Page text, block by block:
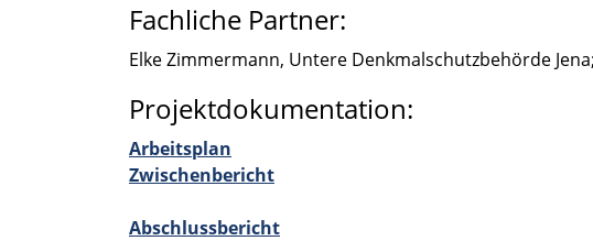
Fachliche Partner:
Elke Zimmer­mann, Untere Denkmal­schutz­be­hörde
Projektdokumentation:
Arbeits­plan
Zwischen­be­richt
Abschluss­be­richt